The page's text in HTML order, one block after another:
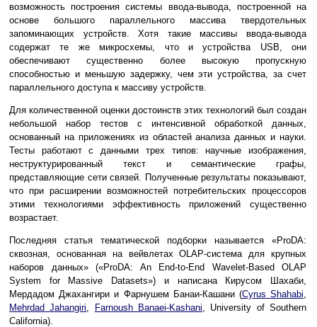
возможность построения системы ввода-вывода, построенной на
основе большого параллельного массива твердотельных
запоминающих устройств. Хотя такие массивы ввода-вывода
содержат те же микросхемы, что и устройства USB, они
обеспечивают существенно более высокую пропускную
способностью и меньшую задержку, чем эти устройства, за счет
параллельного доступа к массиву устройств.
Для количественной оценки достоинств этих технологий был создан
небольшой набор тестов с интенсивной обработкой данных,
основанный на приложениях из областей анализа данных и науки.
Тесты работают с данными трех типов: научные изображения,
неструктурированный текст и семантические графы,
представляющие сети связей. Полученные результаты показывают,
что при расширении возможностей потребительских процессоров
этими технологиями эффективность приложений существенно
возрастает.
Последняя статья тематической подборки называется «ProDA:
сквозная, основанная на вейвлетах OLAP-система для крупных
наборов данных» («ProDA: An End-to-End Wavelet-Based OLAP
System for Massive Datasets») и написана Кирусом Шахаби,
Мердадом Джахангири и Фарнушем Банаи-Кашани (Cyrus Shahabi
Mehrdad Jahangiri
Farnoush Banaei-Kashani , University of Southern
California).